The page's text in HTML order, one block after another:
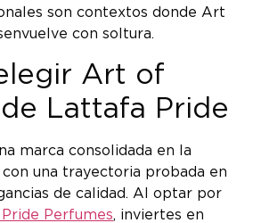
son contextos donde Art
con soltura.
Art of
Lattafa Pride
marca consolidada en la
una trayectoria probada en
de calidad. Al optar por
Perfumes, inviertes en